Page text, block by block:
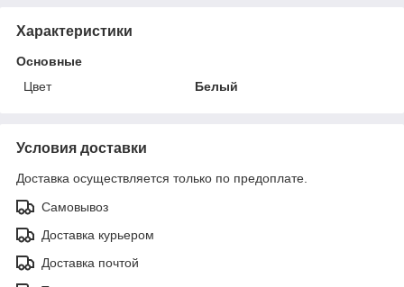
Характеристики
Основные
Цвет
Белый
Условия доставки
Доставка осуществляется только по предоплате.
Самовывоз
Доставка курьером
Доставка почтой